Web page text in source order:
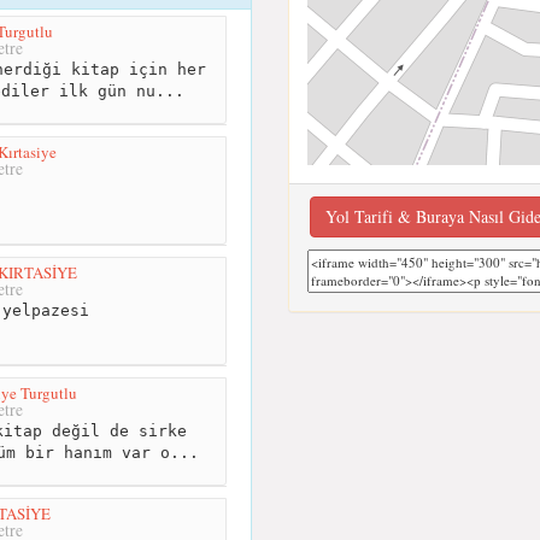
kitap için her
ilk gün nu...
Turgutlu
değil de sirke
bir hanım var o...
Yol Tarifi & Buraya Nasıl